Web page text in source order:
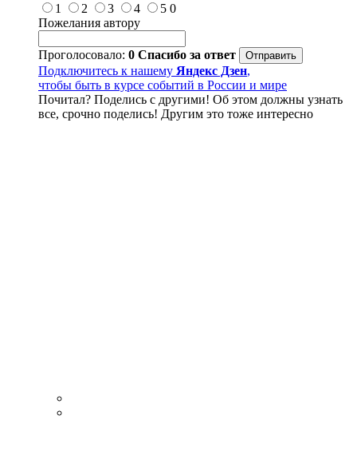
1
2 3 4 5 0
Пожелания автору
Проголосовало: 0 Спасибо за ответ
Подключитесь к нашему Яндекс Дзен,
чтобы быть в курсе событий в России и мире
Почитал? Поделись с другими! Об этом должны узнать
все, срочно поделись! Другим это тоже интересно